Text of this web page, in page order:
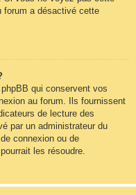
forum a désactivé cette
qui conservent vos
au forum. Ils fournissent
de lecture des
par un administrateur du
connexion ou de
les résoudre.